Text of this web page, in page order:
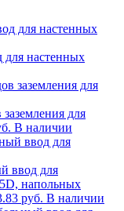
настенных
для
В наличии
ввод для
напольных
руб. В наличии